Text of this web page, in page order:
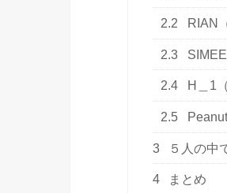
2.2 RIAN
2.3
2.4 H＿1
2.5
3 ５人の中
4 まとめ